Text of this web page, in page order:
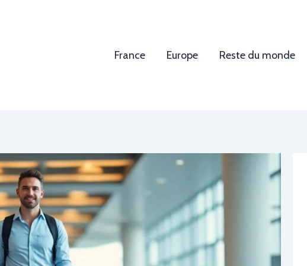
France
Europe Reste du monde